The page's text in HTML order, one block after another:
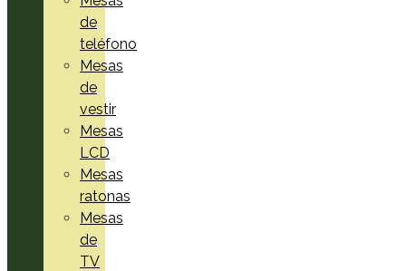
de
teléfono
Mesas
de
vestir
Mesas
LCD
Mesas
ratonas
Mesas
de
TV